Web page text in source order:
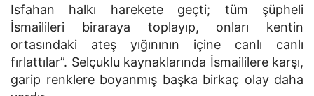
Isfahan halkı harekete geçti; tüm şüpheli
İsmailileri biraraya toplayıp, onları kentin
ortasındaki ateş yığınının içine canlı canlı
fırlattılar”. Selçuklu kaynaklarında İsmaililere karşı,
garip renklere boyanmış başka birkaç olay daha